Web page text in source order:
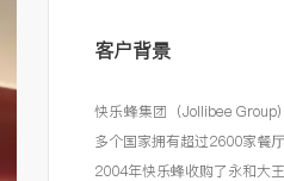
客户背景
快乐蜂集团（Jollibee
多个国家拥有超过2600家餐
2004年快乐蜂收购了永和大